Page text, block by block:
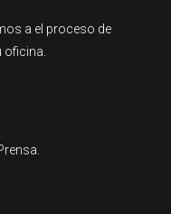
a el proceso de
oficina.